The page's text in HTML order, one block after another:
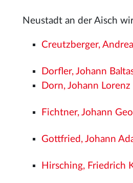
Neustadt an der Aisch
Creutzberger,
Dorfler, Johann
Dorn, Johann
Fichtner, Johann
Gottfried, Johann
Hirsching, Friedrich